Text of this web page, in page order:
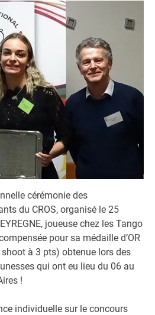
cérémonie des
du CROS, organisé le 25
joueuse chez les Tango
pour sa médaille d’OR
à 3 pts) obtenue lors des
qui ont eu lieu du 06 au
!
individuelle sur le concours